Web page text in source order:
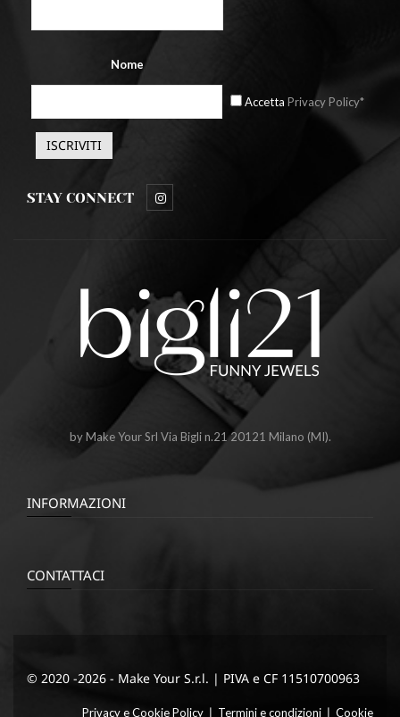
Nome
Accetta Privacy Policy*
STAY CONNECT
by Make Your Srl Via Bigli n.21 20121 Milano (MI).
INFORMAZIONI
CONTATTACI
© 2020 -2026 - Make Your S.r.l. | PIVA e CF 11510700963
Privacy e Cookie Policy | Termini e condizioni | Cookie